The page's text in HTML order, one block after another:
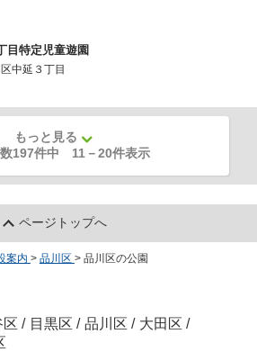
目特定児童遊園
中延３丁目
もっと見る
197件中 11 －20件表示
ページトップへ
案内 > 品川区 > 品川区の公園
区 / 目黒区 / 品川区 / 大田区 /